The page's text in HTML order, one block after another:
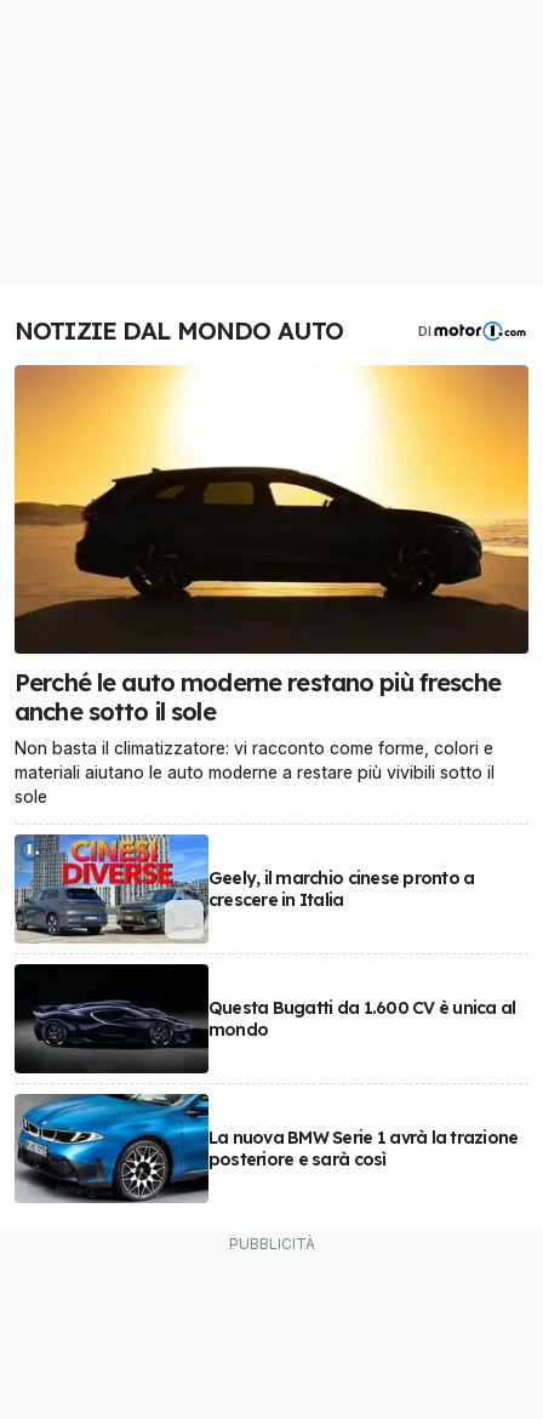
NOTIZIE DAL MONDO AUTO DI
Perché le auto moderne restano più fresche
anche sotto il sole
Non basta il climatizzatore: vi racconto come forme, colori e
materiali aiutano le auto moderne a restare più vivibili sotto il
sole
Geely, il marchio cinese pronto a
crescere in Italia
Questa Bugatti da 1.600 CV è unica al
mondo
La nuova BMW Serie 1 avrà la trazione
posteriore e sarà così